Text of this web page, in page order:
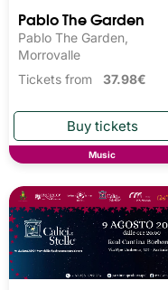
Pablo The Garden
Pablo The Garden,
Morrovalle
Tickets from 37.98€
Music